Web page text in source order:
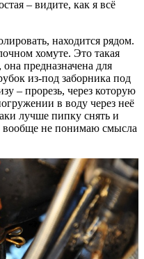
– видите, как я всё
находится рядом.
хомуте. Это такая
предназначена для
из-под заборника под
– прорезь, через которую
в воду через неё
лучше пипку снять и
вообще не понимаю смысла